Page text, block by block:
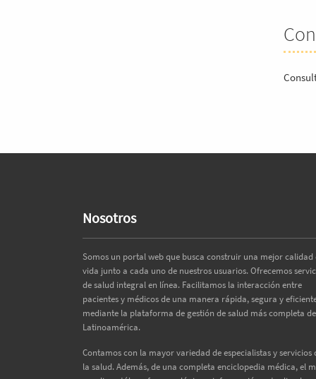
Nosotros
Somos un portal web que busca construir una mejor calidad
vida junto a cada uno de nuestros usuarios. Ofrecemos
de salud integral en línea. Facilitamos la interacción entre
pacientes y médicos de una manera rápida, segura y
mediante la plataforma de gestión de salud más completa de
Latinoamérica.
Contamos con la mayor variedad de especialistas y servicios
la salud. Además, de una completa enciclopedia médica, el